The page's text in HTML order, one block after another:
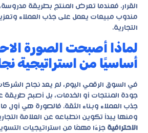
القرار. فعندما تعرض المنتج بطريقة
مندوب مبيعات يعمل على جذب العملاء
التجارية.
لماذا أصبحت الصورة
أساسيًا من استراتيجية
في السوق الرقمي اليوم، لم يعد نجاح
جودة المنتجات أو الخدمات، بل أصبح طريقة
جذب العملاء وبناء الثقة. فالصورة هي أول ما
ومنها يبدأ تكوين انطباعه عن العلامة
الاحترافية جزءًا مهمًا من استراتيجيات